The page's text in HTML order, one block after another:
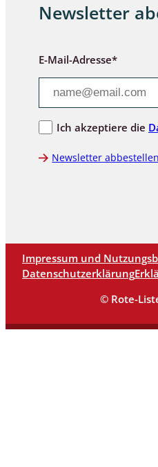
Newsletter
E-Mail-Adresse*
Ich akzeptiere die
Newsletter abbestellen
Impressum und
Datenschutzerklärung
© Rote-